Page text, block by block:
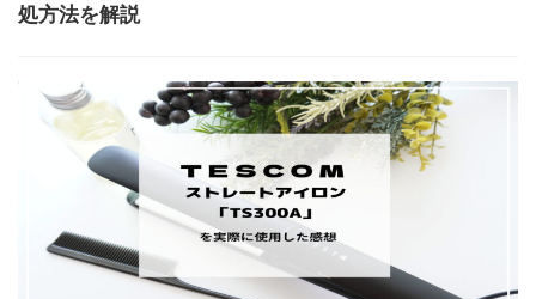
処方法を解説